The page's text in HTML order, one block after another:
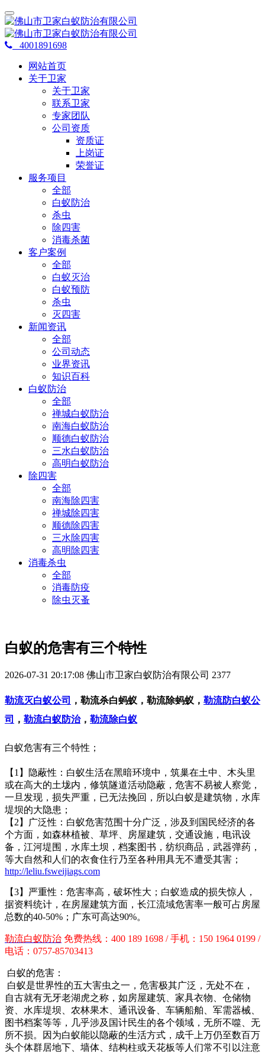
4001891698
网站首页
关于卫家
关于卫家
联系卫家
专家团队
公司资质
资质证
上岗证
荣誉证
服务项目
全部
白蚁防治
杀虫
除四害
消毒杀菌
客户案例
全部
白蚁灭治
白蚁预防
杀虫
灭四害
新闻资讯
全部
公司动态
业界资讯
知识百科
白蚁防治
全部
禅城白蚁防治
南海白蚁防治
顺德白蚁防治
三水白蚁防治
高明白蚁防治
除四害
全部
南海除四害
禅城除四害
顺德除四害
三水除四害
高明除四害
消毒杀虫
全部
消毒防疫
除虫灭蚤
白蚁的危害有三个特性
2026-07-31 20:17:08 佛山市卫家白蚁防治有限公司 2377
勒流灭白蚁公司 ，勒流杀白蚂蚁，勒流除蚂蚁， 勒流防白蚁公
司
， 勒流白蚁防治， 勒流除白蚁
白蚁危害有三个特性；
【1】隐蔽性：白蚁生活在黑暗环境中，筑巢在土中、木头里
或在高大的土垅内，修筑隧道活动隐蔽，危害不易被人察觉，
一旦发现，损失严重，已无法挽回，所以白蚁是建筑物，水库
堤坝的大隐患；
【2】广泛性：白蚁危害范围十分广泛，涉及到国民经济的各
个方面，如森林植被、草坪、房屋建筑，交通设施，电讯设
备，江河堤围，水库土坝，档案图书，纺织商品，武器弹药，
等大自然和人们的衣食住行乃至各种用具无不遭受其害；
http://leliu.fsweijiags.com
【3】严重性：危害率高，破坏性大；白蚁造成的损失惊人，
据资料统计，在房屋建筑方面，长江流域危害率一般可占房屋
总数的40-50%；广东可高达90%。
勒流白蚁防治 免费热线：400 189 1698 / 手机：150 1964 0199 /
电话：0757-85703413
白蚁的危害：
白蚁是世界性的五大害虫之一，危害极其广泛，无处不在，
自古就有无牙老湖虎之称，如房屋建筑、家具衣物、仓储物
资、水库堤坝、农林果木、通讯设备、车辆船舶、军需器械、
图书档案等等，几乎涉及国计民生的各个领域，无所不噬、无
所不损。因为白蚁能以隐蔽的生活方式，成千上万仍至数百万
头个体群居地下、墙体、结构柱或天花板等人们常不引以注意